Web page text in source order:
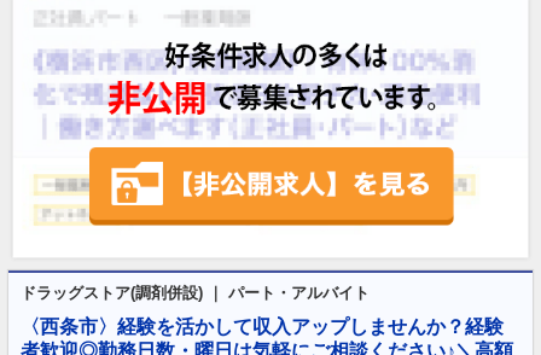
ドラッグストア(調剤併設) ｜ パート・アルバイト
〈西条市〉経験を活かして収入アップしませんか？経験